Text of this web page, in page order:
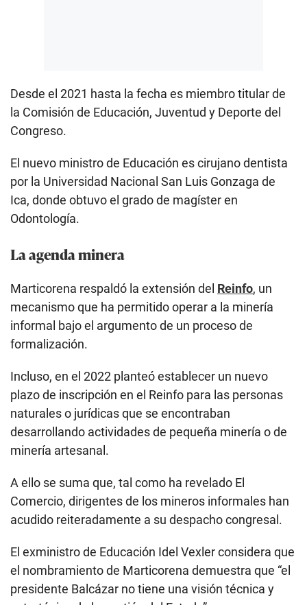
Desde el 2021 hasta la fecha es miembro titular de
la Comisión de Educación, Juventud y Deporte del
Congreso.
El nuevo ministro de Educación es cirujano dentista
por la Universidad Nacional San Luis Gonzaga de
Ica, donde obtuvo el grado de magíster en
Odontología.
La agenda minera
Marticorena respaldó la extensión del Reinfo, un
mecanismo que ha permitido operar a la minería
informal bajo el argumento de un proceso de
formalización.
Incluso, en el 2022 planteó establecer un nuevo
plazo de inscripción en el Reinfo para las personas
naturales o jurídicas que se encontraban
desarrollando actividades de pequeña minería o de
minería artesanal.
A ello se suma que, tal como ha revelado El
Comercio, dirigentes de los mineros informales han
acudido reiteradamente a su despacho congresal.
El exministro de Educación Idel Vexler considera que
el nombramiento de Marticorena demuestra que “el
presidente Balcázar no tiene una visión técnica y